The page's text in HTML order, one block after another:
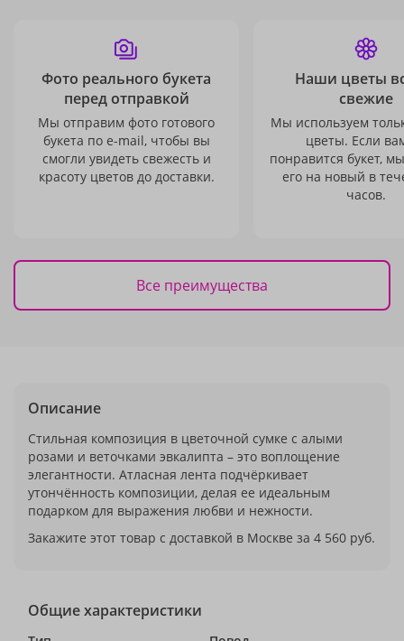
Фото реального букета
перед отправкой
Мы отправим фото готового
букета по e-mail, чтобы вы
смогли увидеть свежесть и
красоту цветов до доставки.
Наши цветы
свежие
Мы используем
цветы. Если
понравится букет,
его на новый в
часов.
Все преимущества
Описание
Стильная композиция в цветочной сумке с алыми
розами и веточками эвкалипта – это воплощение
элегантности. Атласная лента подчёркивает
утончённость композиции, делая ее идеальным
подарком для выражения любви и нежности.
Закажите этот товар с доставкой в Москве за 4 560 руб.
Общие характеристики